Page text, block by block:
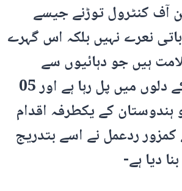
آف کنٹرول توڑنے جیسے
نعرے نہیں بلکہ اس گہرے
ہیں جو دہائیوں سے
کشمیری عوام کے دلوں میں پل رہا ہے اور 05
2019 کو ہندوستان کے یکطرفہ اقدام
کمزور ردعمل نے اسے بتدریج
دیا ہے-